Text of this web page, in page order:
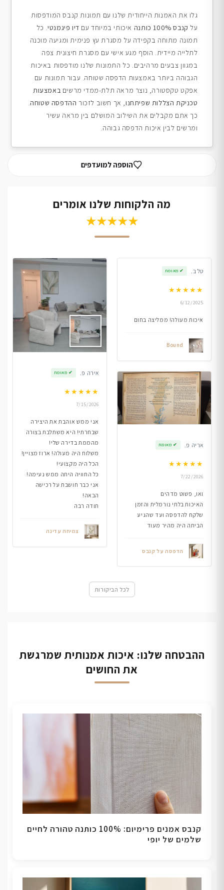
גלו את האמנות הייחודית שלנו עם תמונות קנבס המודפסות
על קנבס 100% כותנה איכותי במיוחד עם דיו פיגמנטי. כל
תמונה מתוחה בקפידה על מסגרת עץ פנימית ומגיעה מוכנה
לתלייה מיידית. הוסף מגע אישי עם מסגרת חיצונית צפה
במגוון צבעים מרהיבים. כל התמונות שלנו מודפסות באיכות
הגבוהה ביותר באמצעות הדפסה שטוחה. עבור תמונות עם
אפקט טקסטורה, נוצר מראה תלת-ממדי מרשים באמצעות
טכניקת הצללות שפיתחנו, אך חשוב לזכור ההדפסה שטוחה.
כך אתם מקבלים את השילוב המושלם בין מראה עשיר
ומרשים לבין איכות הדפסה גבוהה.
הוספה למועדפים
מה הלקוחות שלנו אומרים
★★★★★
טל ב. ✔ מאומת
★★★★★
6/12/2025
איכות מעולה! ממליצה בחום
Bound
אריה פ. ✔ מאומת
★★★★★
7/22/2026
ואו, פשוט מדהים
האיכות בלתי נורמלית והזמן
שלקח להדפסה ועד שהגיע
הביתה היה מהיר מעוד
הדפסה על קנבס
אירה פ. ✔ מאומת
★★★★★
7/15/2026
אני ממש אוהבת את היצירה
שבחרתי! היא משתלבת בצורה
מהממת בדירה שלי!
משלוח היה מעולה! ארוז מצויין!
הכל היה מקצועי!
כל החוויה היתה ממש נעימה!
אני כבר חושבת על רכישה
הבאה!
תודה רבה
צמיחה עדינה
לכל הביקורות
ההבטחה שלנו: איכות אמנותית שמרגשת
את החושים
קנבס אמנים פרימיום: 100% כותנה טהורה לחיים
שלמים של יופי